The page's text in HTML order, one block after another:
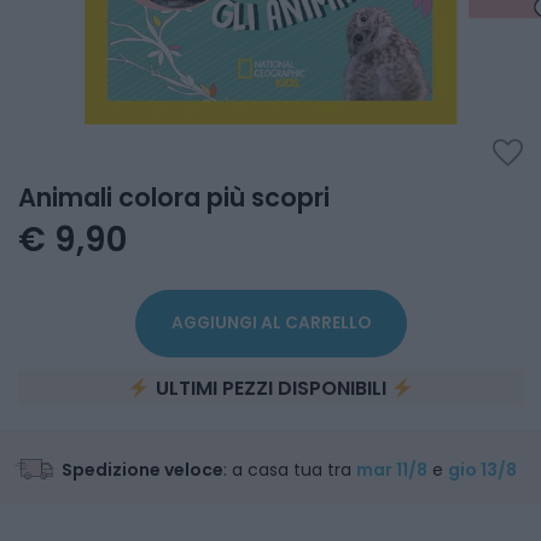
Animali colora più scopri
favorite
€ 9,90
AGGIUNGI AL CARRELLO
ULTIMI PEZZI DISPONIBILI
Spedizione veloce: a casa tua tra mar 11/8 e gio 13/8